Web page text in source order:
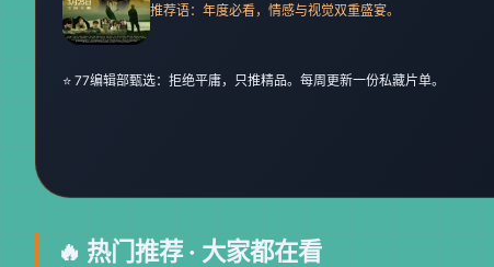
推荐语：年度必看，情感与视觉双重盛宴。
⭐ 77编辑部甄选：拒绝平庸，只推精品。每周更新一份私藏片单。
🔥 热门推荐 · 大家都在看